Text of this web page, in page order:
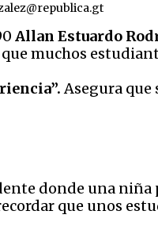
Allan Estuardo
muchos
Asegura que
donde una
que unos